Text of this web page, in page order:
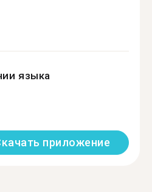
языка
приложение